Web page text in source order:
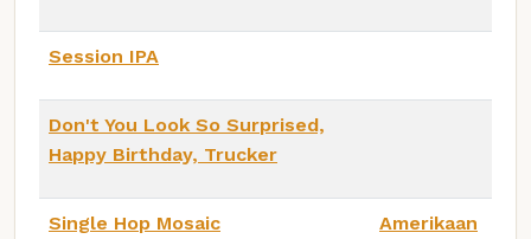
Session IPA
Don't You Look So Surprised,
Happy Birthday, Trucker
Single Hop Mosaic
Amerikaan